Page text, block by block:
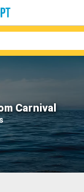
Carnival